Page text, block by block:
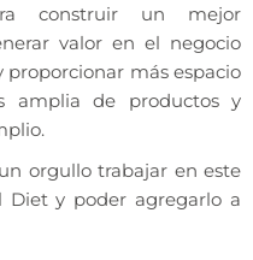
construir un mejor
valor en el negocio
proporcionar más espacio
amplia de productos y
orgullo trabajar en este
Diet y poder agregarlo a